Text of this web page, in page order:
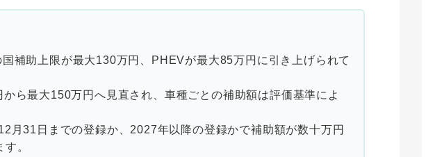
補助上限が最大130万円、PHEVが最大85万円に引き上げられて
ら最大150万円へ見直され、車種ごとの補助額は評価基準によ
月31日までの登録か、2027年以降の登録かで補助額が数十万円
。